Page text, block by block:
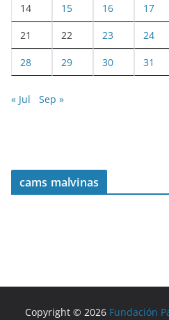
14 15 16 17
21 22 23 24
28 29 30 31
« Jul Sep »
cams malvinas
Copyright © 2026 Fundación